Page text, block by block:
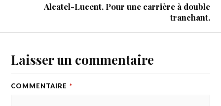
Alcatel-Lucent. Pour une carrière à double
tranchant.
Laisser un commentaire
COMMENTAIRE *